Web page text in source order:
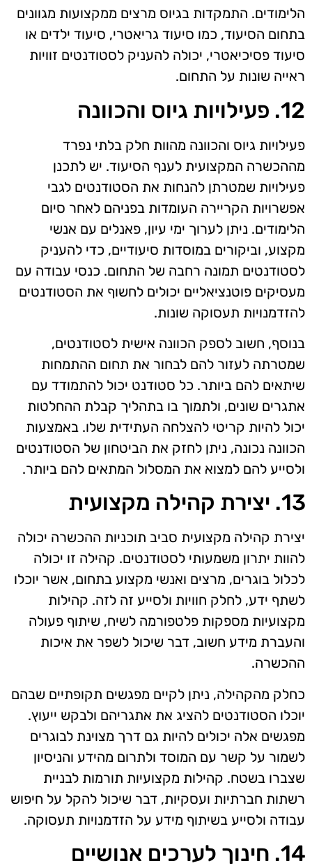
הלימודים. התמקדות בגיוס מרצים ממקצועות מגוונים
בתחום הסיעוד, כמו סיעוד גריאטרי, סיעוד ילדים או
סיעוד פסיכיאטרי, יכולה להעניק לסטודנטים זוויות
ראייה שונות על התחום.
12. פעילויות גיוס והכוונה
פעילויות גיוס והכוונה מהוות חלק בלתי נפרד
מההכשרה המקצועית לענף הסיעוד. יש לתכנן
פעילויות שמטרתן להנחות את הסטודנטים לגבי
אפשרויות הקריירה העומדות בפניהם לאחר סיום
הלימודים. ניתן לערוך ימי עיון, פאנלים עם אנשי
מקצוע, וביקורים במוסדות סיעודיים, כדי להעניק
לסטודנטים תמונה רחבה של התחום. כנסי עבודה עם
מעסיקים פוטנציאליים יכולים לחשוף את הסטודנטים
להזדמנויות תעסוקה שונות.
בנוסף, חשוב לספק הכוונה אישית לסטודנטים,
שמטרתה לעזור להם לבחור את תחום ההתמחות
שיתאים להם ביותר. כל סטודנט יכול להתמודד עם
אתגרים שונים, ולתמוך בו בתהליך קבלת ההחלטות
יכול להיות קריטי להצלחה העתידית שלו. באמצעות
הכוונה נכונה, ניתן לחזק את הביטחון של הסטודנטים
ולסייע להם למצוא את המסלול המתאים להם ביותר.
13. יצירת קהילה מקצועית
יצירת קהילה מקצועית סביב תוכניות ההכשרה יכולה
להוות יתרון משמעותי לסטודנטים. קהילה זו יכולה
לכלול בוגרים, מרצים ואנשי מקצוע בתחום, אשר יוכלו
לשתף ידע, לחלק חוויות ולסייע זה לזה. קהילות
מקצועיות מספקות פלטפורמה לשיח, שיתוף פעולה
והעברת מידע חשוב, דבר שיכול לשפר את איכות
ההכשרה.
כחלק מהקהילה, ניתן לקיים מפגשים תקופתיים שבהם
יוכלו הסטודנטים להציג את אתגריהם ולבקש ייעוץ.
מפגשים אלה יכולים להיות גם דרך מצוינת לבוגרים
לשמור על קשר עם המוסד ולתרום מהידע והניסיון
שצברו בשטח. קהילות מקצועיות תורמות לבניית
רשתות חברתיות ועסקיות, דבר שיכול להקל על חיפוש
עבודה ולסייע בשיתוף מידע על הזדמנויות תעסוקה.
14. חינוך לערכים אנושיים